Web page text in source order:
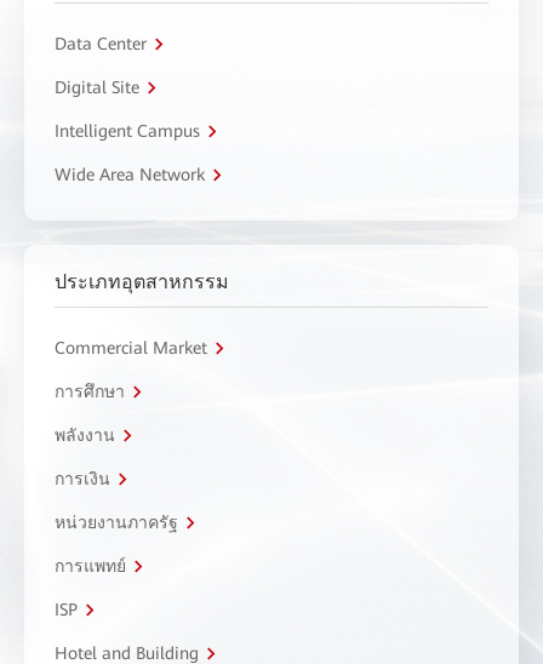
Data Center
Digital Site
Intelligent Campus
Wide Area Network
ประเภทอุตสาหกรรม
Commercial Market
การศึกษา
พลังงาน
การเงิน
หน่วยงานภาครัฐ
การแพทย์
ISP
Hotel and Building